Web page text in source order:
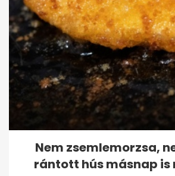
Nem zsemlemorzsa,
rántott hús másnap is